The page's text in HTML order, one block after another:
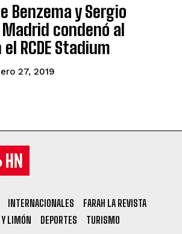
Benzema y Sergio
Madrid condenó al
RCDE Stadium
27, 2019
INTERNACIONALES
FARAH LA REVISTA
Y LIMÓN DEPORTES TURISMO